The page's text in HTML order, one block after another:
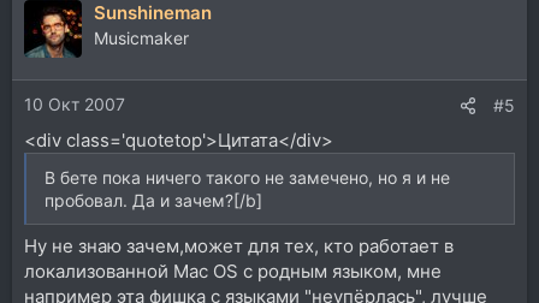
Sunshineman
Musicmaker
10 Окт 2007 #5
<div class='quotetop'>Цитата</div>
В бете пока ничего такого не замечено, но я и не
пробовал. Да и зачем?[/b]
Ну не знаю зачем,может для тех, кто работает в
локализованной Mac OS с родным языком, мне
например эта фишка с языками "неупёрлась", лучше